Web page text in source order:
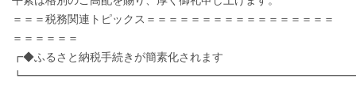
＝＝＝税務関連トピックス＝＝＝＝＝＝＝＝＝＝＝＝＝＝＝＝＝
＝＝＝＝＝＝
┏◆ふるさと納税手続きが簡素化されます